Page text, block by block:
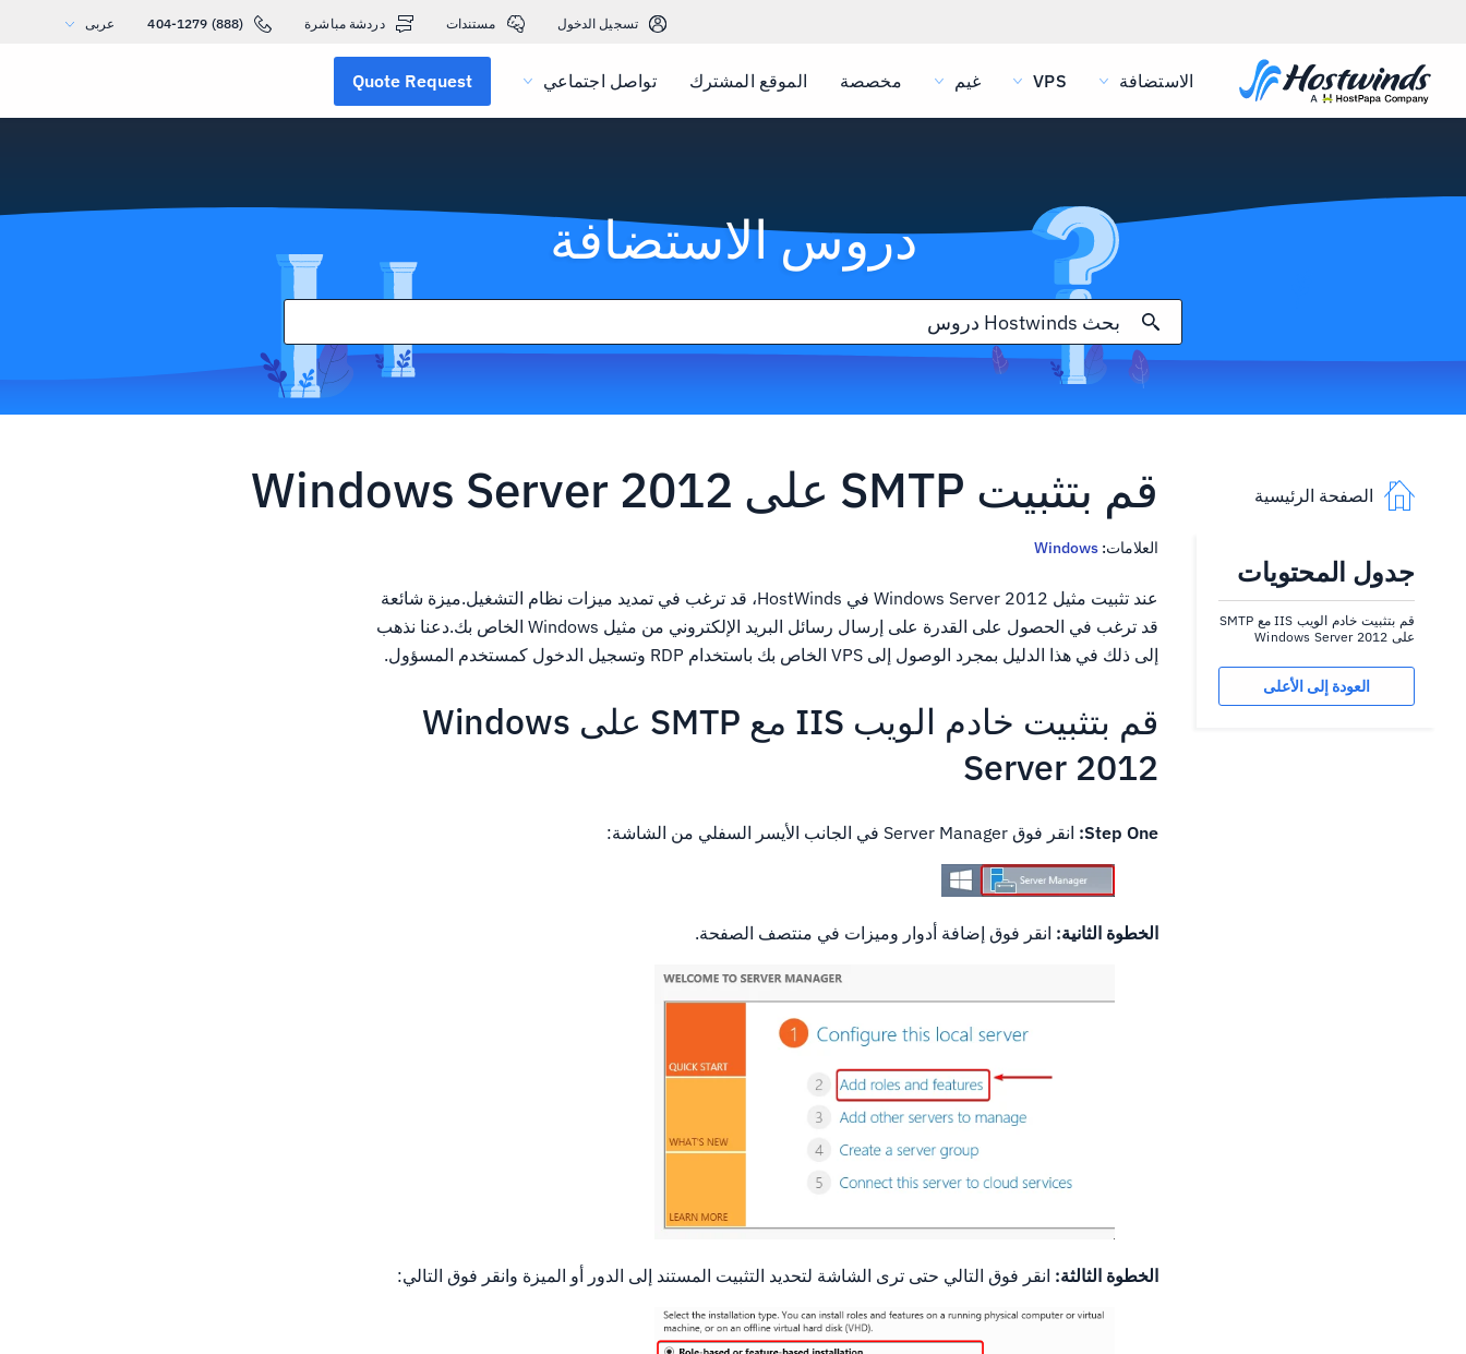
تسجيل الدخول مستندات دردشة مباشرة (888) 404-1279 عربى
الاستضافة VPS غيم مخصصة الموقع المشترك تواصل اجتماعي Quote Request
دروس الاستضافة
الصفحة الرئيسية
جدول المحتويات
قم بتثبيت خادم الويب IIS مع SMTP
على Windows Server 2012
العودة إلى الأعلى
قم بتثبيت SMTP على Windows Server 2012
العلامات: Windows
عند تثبيت مثيل Windows Server 2012 في HostWinds، قد ترغب في تمديد ميزات نظام التشغيل.ميزة شائعة
قد ترغب في الحصول على القدرة على إرسال رسائل البريد الإلكتروني من مثيل Windows الخاص بك.دعنا نذهب
إلى ذلك في هذا الدليل بمجرد الوصول إلى VPS الخاص بك باستخدام RDP وتسجيل الدخول كمستخدم المسؤول.
قم بتثبيت خادم الويب IIS مع SMTP على Windows
Server 2012
Step One: انقر فوق Server Manager في الجانب الأيسر السفلي من الشاشة:
الخطوة الثانية: انقر فوق إضافة أدوار وميزات في منتصف الصفحة.
الخطوة الثالثة: انقر فوق التالي حتى ترى الشاشة لتحديد التثبيت المستند إلى الدور أو الميزة وانقر فوق التالي: